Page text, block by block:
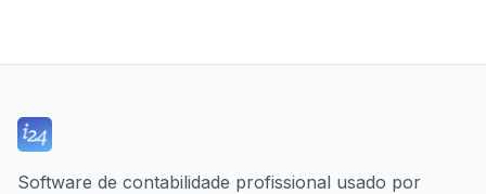
Software de contabilidade profissional usado por